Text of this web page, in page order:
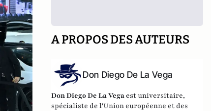
A PROPOS DES AUTEURS
Don Diego De La Vega
Don Diego De La Vega est universitaire,
spécialiste de l'Union européenne et des